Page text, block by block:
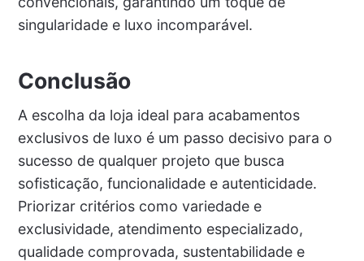
singularidade e luxo incomparável.
Conclusão
A escolha da loja ideal para acabamentos
exclusivos de luxo é um passo decisivo para o
sucesso de qualquer projeto que busca
sofisticação, funcionalidade e autenticidade.
Priorizar critérios como variedade e
exclusividade, atendimento especializado,
qualidade comprovada, sustentabilidade e